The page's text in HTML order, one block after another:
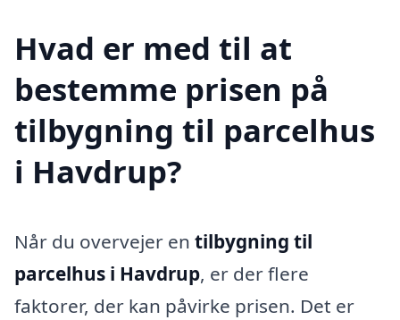
Hvad er med til at
bestemme prisen på
tilbygning til parcelhus
i Havdrup?
Når du overvejer en tilbygning til
parcelhus i Havdrup, er der flere
faktorer, der kan påvirke prisen. Det er